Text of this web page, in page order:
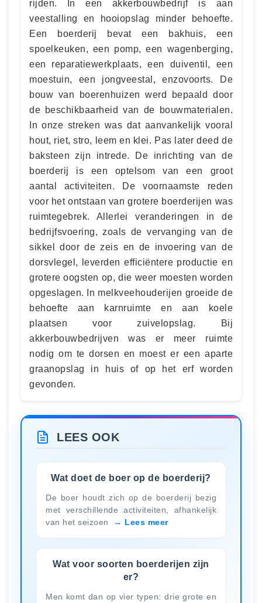
rijden. In een akkerbouwbedrijf is aan
veestalling en hooiopslag minder behoefte.
Een boerderij bevat een bakhuis, een
spoelkeuken, een pomp, een wagenberging,
een reparatiewerkplaats, een duiventil, een
moestuin, een jongveestal, enzovoorts. De
bouw van boerenhuizen werd bepaald door
de beschikbaarheid van de bouwmaterialen.
In onze streken was dat aanvankelijk vooral
hout, riet, stro, leem en klei. Pas later deed de
baksteen zijn intrede. De inrichting van de
boerderij is een optelsom van een groot
aantal activiteiten. De voornaamste reden
voor het ontstaan van grotere boerderijen was
ruimtegebrek. Allerlei veranderingen in de
bedrijfsvoering, zoals de vervanging van de
sikkel door de zeis en de invoering van de
dorsvlegel, leverden efficiëntere productie en
grotere oogsten op, die weer moesten worden
opgeslagen. In melkveehouderijen groeide de
behoefte aan karnruimte en aan koele
plaatsen voor zuivelopslag. Bij
akkerbouwbedrijven was er meer ruimte
nodig om te dorsen en moest er een aparte
graanopslag in huis of op het erf worden
gevonden.
LEES OOK
Wat doet de boer op de boerderij?
De boer houdt zich op de boerderij bezig
met verschillende activiteiten, afhankelijk
van het seizoen
Lees meer
Wat voor soorten boerderijen zijn
er?
Men komt dan op vier typen: drie grote en